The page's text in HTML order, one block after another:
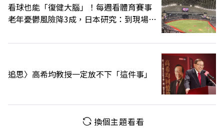
看球也能「復健大腦」！每週看體育賽事
老年憂鬱風險降3成，日本研究：到現場效
追思〉高希均教授一定放不下「這件事」
換個主題看看